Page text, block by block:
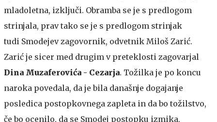
mladoletna, izključi. Obramba se je s predlogom
strinjala, prav tako se je s predlogom strinjak
tudi Smodejev zagovornik, odvetnik Miloš Zarić.
Zarić je sicer med drugim v preteklosti zagovarjal
Dina Muzaferovića - Cezarja. Tožilka je po koncu
naroka povedala, da je bila današnje dogajanje
posledica postopkovnega zapleta in da bo tožilstvo,
če bo ocenilo, da se Smodej postopku izmika,